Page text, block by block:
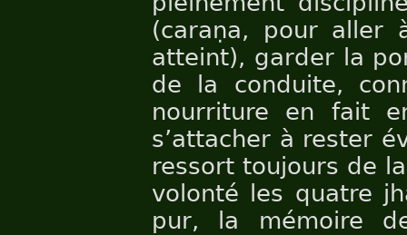
(caraṇa, pour aller
atteint), garder la
de la conduite,
nourriture en fait
s’attacher à rester
ressort toujours de
volonté les quatre
pur, la mémoire